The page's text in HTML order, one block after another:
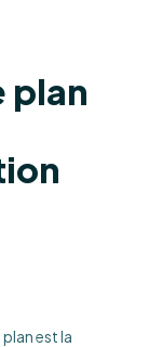
plan
est la